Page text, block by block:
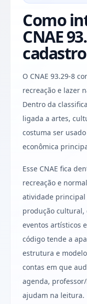
Como
CNAE
O CNAE 93.29-8
recreação e lazer
Dentro da
ligada a artes,
costuma ser
econômica
Esse CNAE fica
recreação e
atividade principal
produção cultural,
eventos artísticos
código tende a
estrutura e
contas em que
agenda,
ajudam na leitura.